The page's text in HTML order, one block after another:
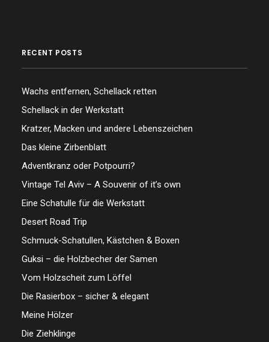
RECENT POSTS
Wachs entfernen, Schellack retten
Schellack in der Werkstatt
Kratzer, Macken und andere Lebenszeichen
Das kleine Zirbenblatt
Adventkranz oder Potpourri?
Vintage Tel Aviv – A Souvenir of it’s own
Eine Schatulle für die Werkstatt
Desert Road Trip
Schmuck-Schatullen, Kästchen & Boxen
Guksi – die Holzbecher der Samen
Vom Holzscheit zum Löffel
Die Rasierbox – sicher & elegant
Meine Hölzer
Die Ziehklinge